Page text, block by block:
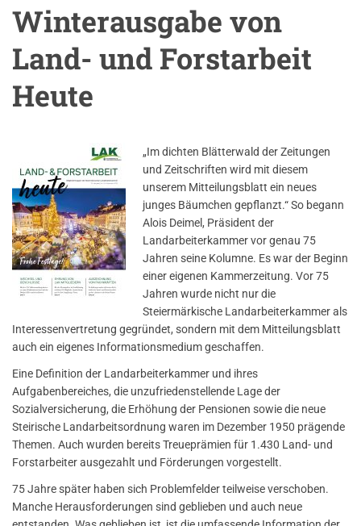
Winterausgabe von
Land- und Forstarbeit
Heute
„Im dichten Blätterwald der Zeitungen
und Zeitschriften wird mit diesem
unserem Mitteilungsblatt ein neues
junges Bäumchen gepflanzt.“ So begann
Alois Deimel, Präsident der
Landarbeiterkammer vor genau 75
Jahren seine Kolumne. Es war der Beginn
einer eigenen Kammerzeitung. Vor 75
Jahren wurde nicht nur die
Steiermärkische Landarbeiterkammer als
Interessenvertretung gegründet, sondern mit dem Mitteilungsblatt
auch ein eigenes Informationsmedium geschaffen.
Eine Definition der Landarbeiterkammer und ihres
Aufgabenbereiches, die unzufriedenstellende Lage der
Sozialversicherung, die Erhöhung der Pensionen sowie die neue
Steirische Landarbeitsordnung waren im Dezember 1950 prägende
Themen. Auch wurden bereits Treueprämien für 1.430 Land- und
Forstarbeiter ausgezahlt und Förderungen vorgestellt.
75 Jahre später haben sich Problemfelder teilweise verschoben.
Manche Herausforderungen sind geblieben und auch neue